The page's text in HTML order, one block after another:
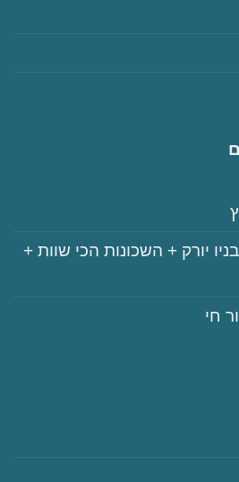
בניו יורק + השכונות הכי שוות +
חי